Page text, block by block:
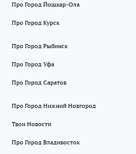
Про Город Йошкар-Ола
Про Город Курск
Про Город Рыбинск
Про Город Уфа
Про Город Саратов
Про Город Нижний Новгород
Твои Новости
Про Город Владивосток